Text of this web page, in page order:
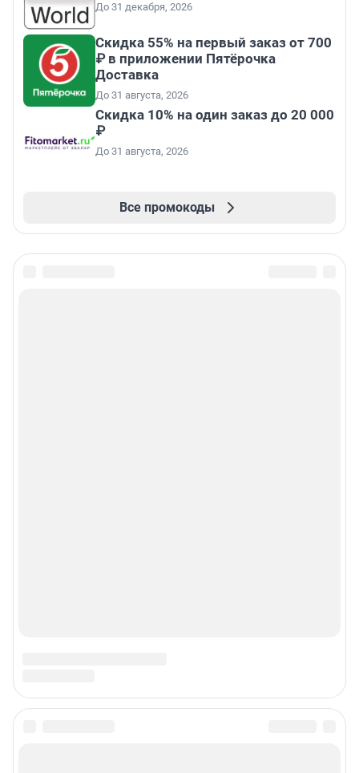
До 31 декабря, 2026
Скидка 55% на первый заказ от 700
₽ в приложении Пятёрочка
Доставка
До 31 августа, 2026
Скидка 10% на один заказ до 20 000
₽
До 31 августа, 2026
Все промокоды